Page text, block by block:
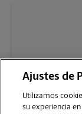
Ajustes de
Utilizamos
su experiencia